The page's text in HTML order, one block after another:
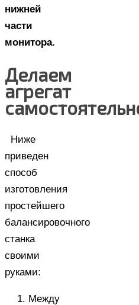
нижней
части
монитора.
Делаем
агрегат
Ниже
приведен
способ
изготовления
простейшего
балансировочного
станка
своими
руками:
Между